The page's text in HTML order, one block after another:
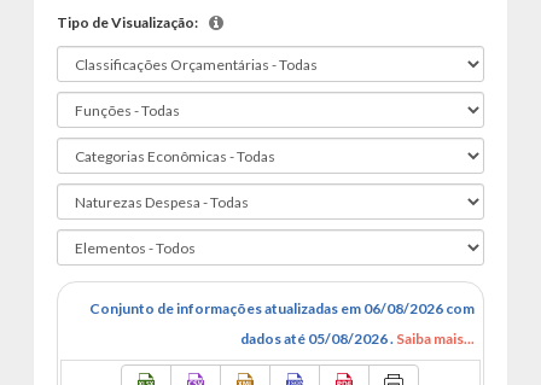
Tipo de Visualização:
Conjunto de informações atualizadas em 06/08/2026 com
dados até 05/08/2026 . Saiba mais...